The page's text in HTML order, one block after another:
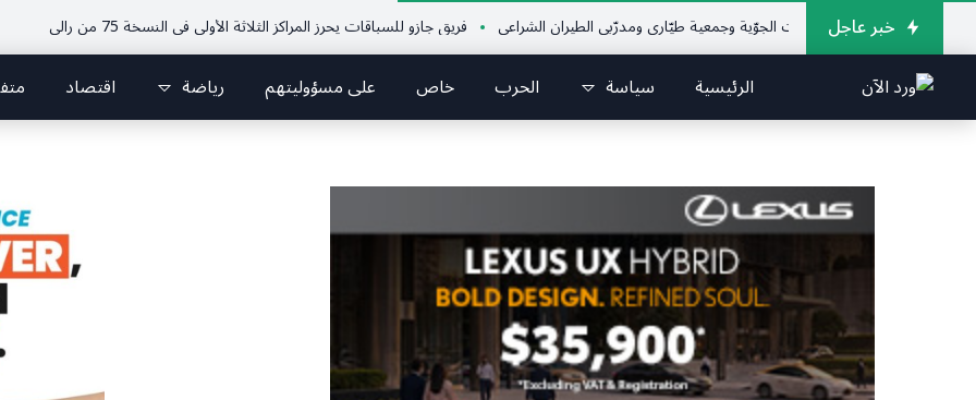
خبر عاجل
اللبناني للرياضات الجوّية وجمعية طيّاري ومدرّبي الطيران الشراعي فريق جازو للسباقات يحرز المراكز الثلاثة الأولى في النسخة 75 من رالي فنلندا
الرئيسية سياسة الحرب خاص على مسؤوليتهم رياضة اقتصاد